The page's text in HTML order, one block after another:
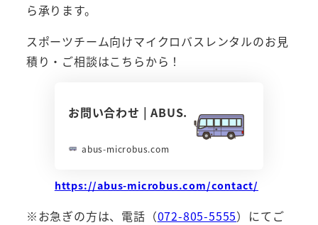
ら承ります。
スポーツチーム向けマイクロバスレンタルのお見
積り・ご相談はこちらから！
お問い合わせ | ABUS.
abus-microbus.com
https://abus-microbus.com/contact/
※お急ぎの方は、電話（072-805-5555）にてご